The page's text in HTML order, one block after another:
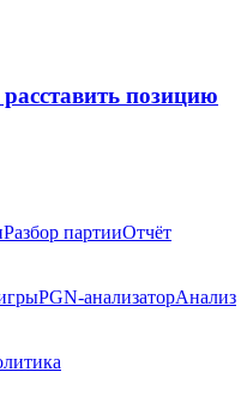
позицию
Разбор партииОтчёт
PGN-анализаторАнализ